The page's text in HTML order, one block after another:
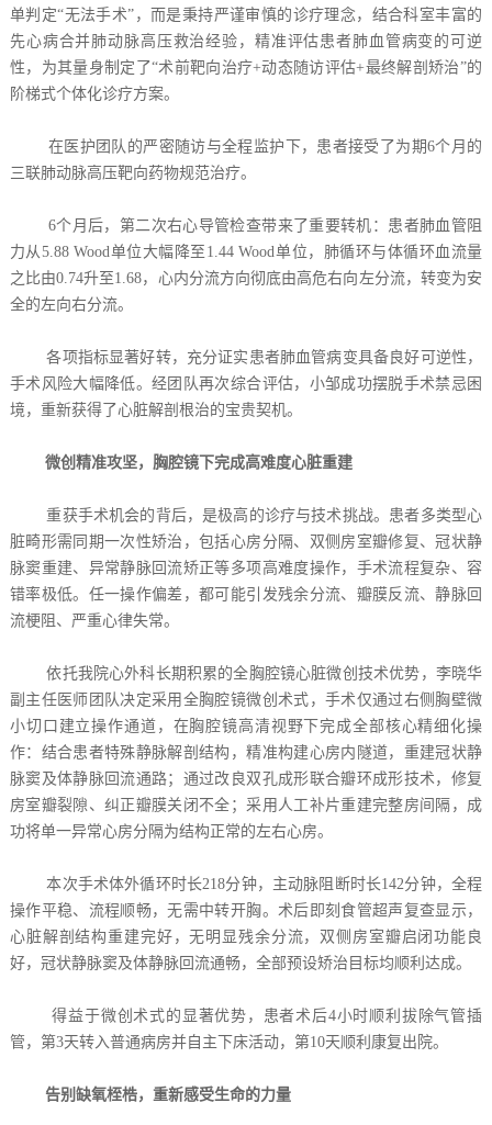
单判定“无法手术”，而是秉持严谨审慎的诊疗理念，结合科室丰富的
先心病合并肺动脉高压救治经验，精准评估患者肺血管病变的可逆
性，为其量身制定了“术前靶向治疗+动态随访评估+最终解剖矫治”的
阶梯式个体化诊疗方案。
在医护团队的严密随访与全程监护下，患者接受了为期6个月的
三联肺动脉高压靶向药物规范治疗。
6个月后，第二次右心导管检查带来了重要转机：患者肺血管阻
力从5.88 Wood单位大幅降至1.44 Wood单位，肺循环与体循环血流量
之比由0.74升至1.68，心内分流方向彻底由高危右向左分流，转变为安
全的左向右分流。
各项指标显著好转，充分证实患者肺血管病变具备良好可逆性，
手术风险大幅降低。经团队再次综合评估，小邹成功摆脱手术禁忌困
境，重新获得了心脏解剖根治的宝贵契机。
微创精准攻坚，胸腔镜下完成高难度心脏重建
重获手术机会的背后，是极高的诊疗与技术挑战。患者多类型心
脏畸形需同期一次性矫治，包括心房分隔、双侧房室瓣修复、冠状静
脉窦重建、异常静脉回流矫正等多项高难度操作，手术流程复杂、容
错率极低。任一操作偏差，都可能引发残余分流、瓣膜反流、静脉回
流梗阻、严重心律失常。
依托我院心外科长期积累的全胸腔镜心脏微创技术优势，李晓华
副主任医师团队决定采用全胸腔镜微创术式，手术仅通过右侧胸壁微
小切口建立操作通道，在胸腔镜高清视野下完成全部核心精细化操
作：结合患者特殊静脉解剖结构，精准构建心房内隧道，重建冠状静
脉窦及体静脉回流通路；通过改良双孔成形联合瓣环成形技术，修复
房室瓣裂隙、纠正瓣膜关闭不全；采用人工补片重建完整房间隔，成
功将单一异常心房分隔为结构正常的左右心房。
本次手术体外循环时长218分钟，主动脉阻断时长142分钟，全程
操作平稳、流程顺畅，无需中转开胸。术后即刻食管超声复查显示，
心脏解剖结构重建完好，无明显残余分流，双侧房室瓣启闭功能良
好，冠状静脉窦及体静脉回流通畅，全部预设矫治目标均顺利达成。
得益于微创术式的显著优势，患者术后4小时顺利拔除气管插
管，第3天转入普通病房并自主下床活动，第10天顺利康复出院。
告别缺氧桎梏，重新感受生命的力量